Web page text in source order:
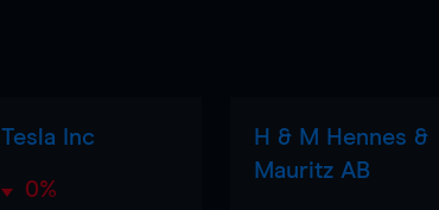
Tesla Inc
0%
H & M Hennes &
Mauritz AB